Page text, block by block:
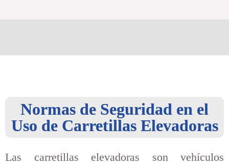
Normas de Seguridad en el
Uso de Carretillas Elevadoras
Las carretillas elevadoras son vehículos